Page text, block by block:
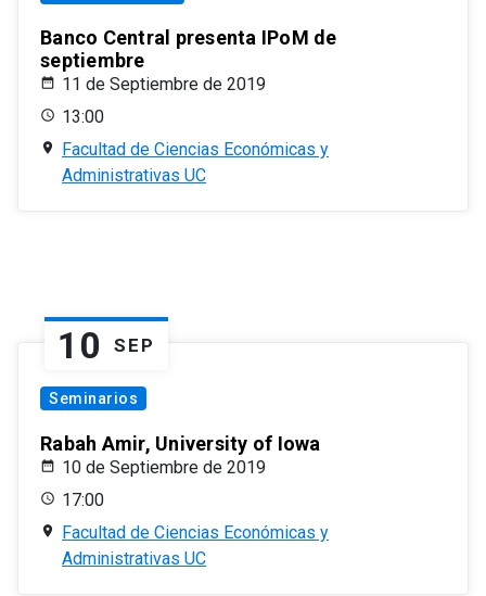
Banco Central presenta IPoM de
septiembre
11 de Septiembre de 2019
13:00
Facultad de Ciencias Económicas y
Administrativas UC
10 SEP
Seminarios
Rabah Amir, University of Iowa
10 de Septiembre de 2019
17:00
Facultad de Ciencias Económicas y
Administrativas UC